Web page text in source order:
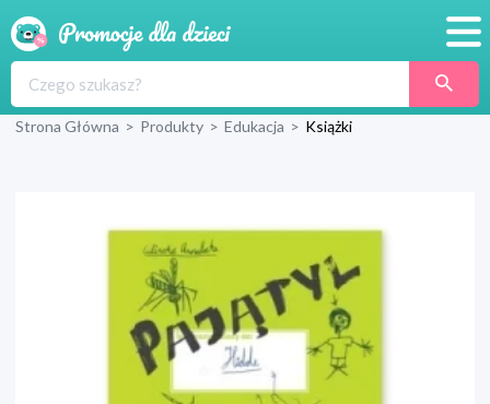
Produkty
Blog
Wyprawka
Strona Główna > Produkty > Edukacja > Książki